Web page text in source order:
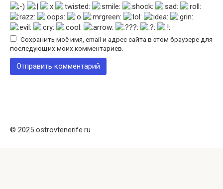
Сохранить моё имя, email и адрес сайта в этом браузере для
последующих моих комментариев.
© 2025 ostrovtenerife.ru